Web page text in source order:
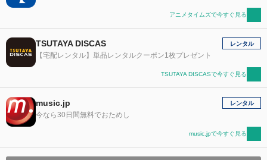
アニメタイムズで今すぐ見る
TSUTAYA DISCAS
【宅配レンタル】単品レンタルクーポン1枚プレゼント
レンタル
TSUTAYA DISCASで今すぐ見る
music.jp
今なら30日間無料でおためし
レンタル
music.jpで今すぐ見る